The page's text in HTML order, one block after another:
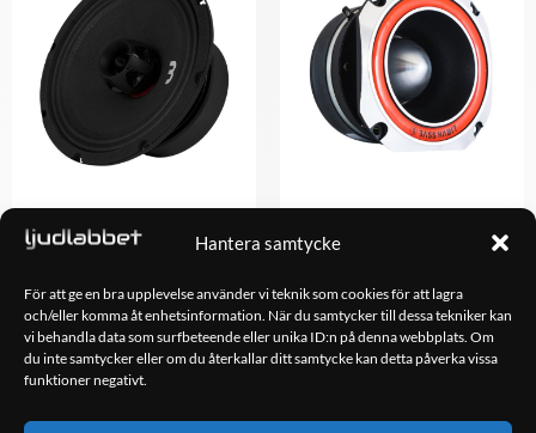
Hantera samtycke
För att ge en bra upplevelse använder vi teknik som cookies för att lagra
och/eller komma åt enhetsinformation. När du samtycker till dessa tekniker kan
vi behandla data som surfbeteende eller unika ID:n på denna webbplats. Om
du inte samtycker eller om du återkallar ditt samtycke kan detta påverka vissa
funktioner negativt.
SE200CX
LÄGG TILL I
VARUKORG
598.00
LÄGG TILL I